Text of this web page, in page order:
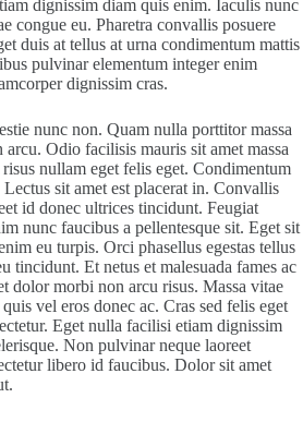
dignissim diam quis enim. Iaculis nunc
congue eu. Pharetra convallis posuere
duis at tellus at urna condimentum mattis
pulvinar elementum integer enim
dignissim cras.
nunc non. Quam nulla porttitor massa
Odio facilisis mauris sit amet massa
nullam eget felis eget. Condimentum
sit amet est placerat in. Convallis
id donec ultrices tincidunt. Feugiat
nunc faucibus a pellentesque sit. Eget sit
eu turpis. Orci phasellus egestas tellus
tincidunt. Et netus et malesuada fames ac
dolor morbi non arcu risus. Massa vitae
vel eros donec ac. Cras sed felis eget
Eget nulla facilisi etiam dignissim
Non pulvinar neque laoreet
libero id faucibus. Dolor sit amet